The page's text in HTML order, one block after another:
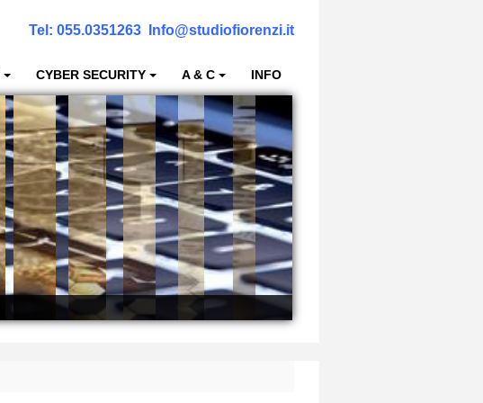
Tel: 055.0351263 Info@studiofiorenzi.it
CYBER SECURITY A & C INFO